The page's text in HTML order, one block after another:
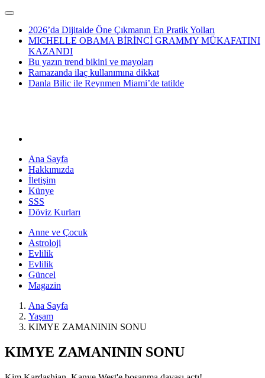
2026’da Dijitalde Öne Çıkmanın En Pratik Yolları
MICHELLE OBAMA BİRİNCİ GRAMMY MÜKAFATINI
KAZANDI
Bu yazın trend bikini ve mayoları
Ramazanda ilaç kullanımına dikkat
Danla Bilic ile Reynmen Miami’de tatilde
Ana Sayfa
Hakkımızda
İletişim
Künye
SSS
Döviz Kurları
Anne ve Çocuk
Astroloji
Evlilik
Evlilik
Güncel
Magazin
Ana Sayfa
Yaşam
KIMYE ZAMANININ SONU
KIMYE ZAMANININ SONU